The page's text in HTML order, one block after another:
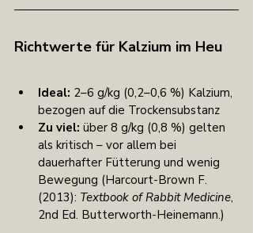
Richtwerte für Kalzium im Heu
Ideal: 2–6 g/kg (0,2–0,6 %) Kalzium,
bezogen auf die Trockensubstanz
Zu viel: über 8 g/kg (0,8 %) gelten
als kritisch – vor allem bei
dauerhafter Fütterung und wenig
Bewegung (Harcourt-Brown F.
(2013): Textbook of Rabbit Medicine,
2nd Ed. Butterworth-Heinemann.)